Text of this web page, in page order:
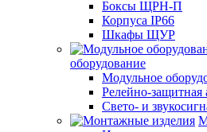
Боксы ЩРН-П
Корпуса IP66
Шкафы ЩУР
оборудование
Модульное
Релейно-защитная
Свето- и